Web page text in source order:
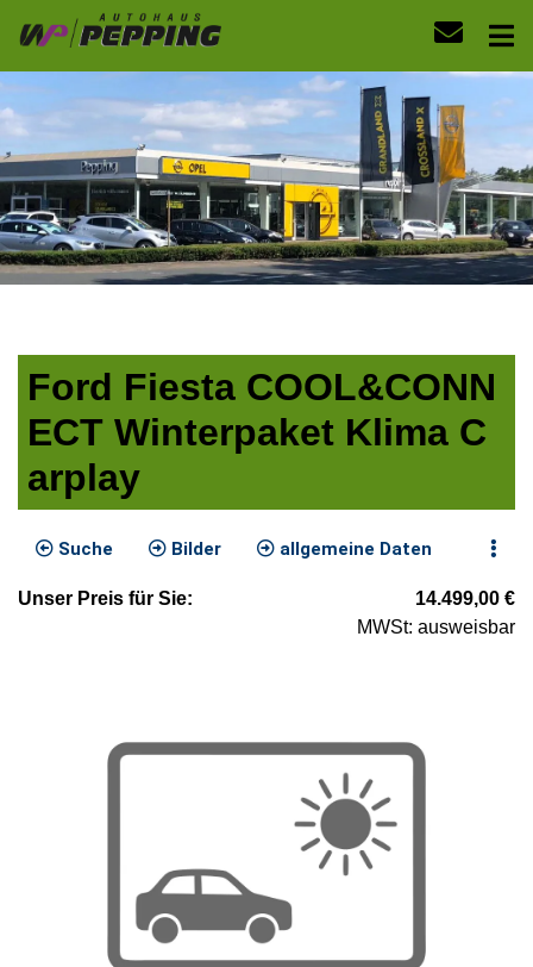
Ford Fiesta COOL&CONN
ECT Winterpaket Klima C
arplay
Suche Bilder allgemeine Daten
Unser Preis für Sie: 14.499,00 €
MWSt: ausweisbar